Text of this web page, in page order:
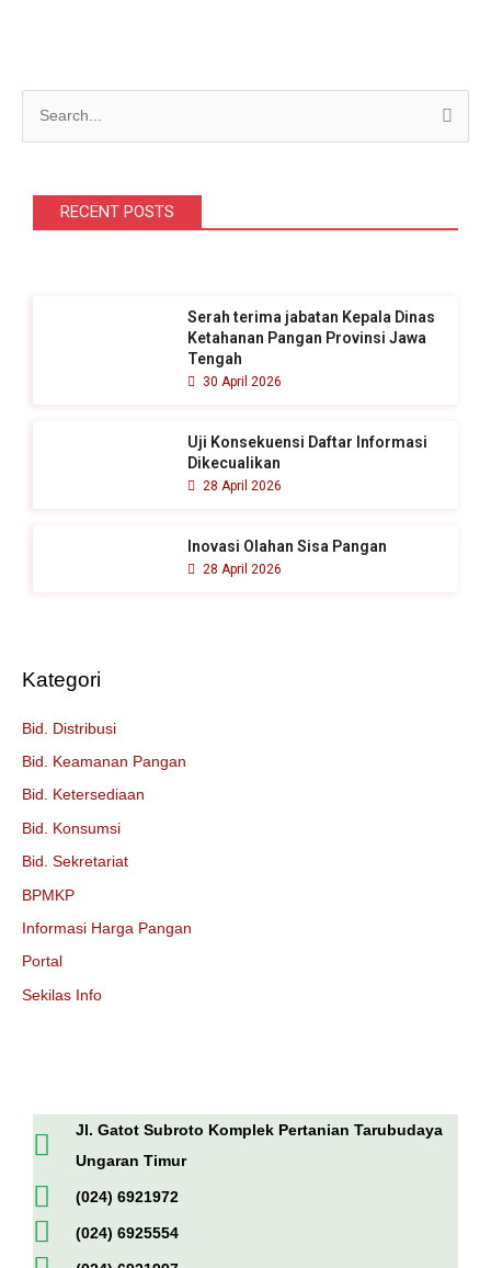
RECENT POSTS
Serah terima jabatan Kepala Dinas
Ketahanan Pangan Provinsi Jawa
Tengah
30 April 2026
Uji Konsekuensi Daftar Informasi
Dikecualikan
28 April 2026
Inovasi Olahan Sisa Pangan
28 April 2026
Kategori
Bid. Distribusi
Bid. Keamanan Pangan
Bid. Ketersediaan
Bid. Konsumsi
Bid. Sekretariat
BPMKP
Informasi Harga Pangan
Portal
Sekilas Info
Jl. Gatot Subroto Komplek Pertanian Tarubudaya
Ungaran Timur
(024) 6921972
(024) 6925554